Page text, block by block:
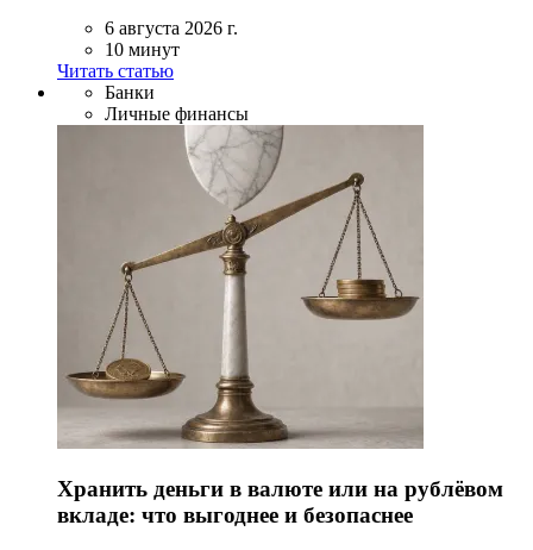
6 августа 2026 г.
10 минут
Читать статью
Банки
Личные финансы
Хранить деньги в валюте или на рублёвом
вкладе: что выгоднее и безопаснее